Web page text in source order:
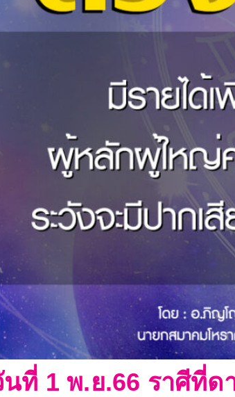
นที่ 1 พ.ย.66 ราศีที่